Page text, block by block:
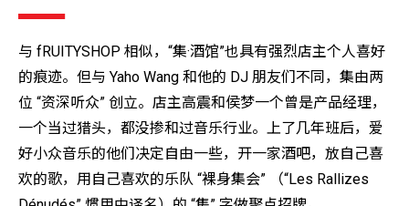
与 fRUITYSHOP 相似，“集·酒馆”也具有强烈店主个人喜好
的痕迹。但与 Yaho Wang 和他的 DJ 朋友们不同，集由两
位 “资深听众” 创立。店主高震和侯梦一个曾是产品经理，
一个当过猎头，都没掺和过音乐行业。上了几年班后，爱
好小众音乐的他们决定自由一些，开一家酒吧，放自己喜
欢的歌，用自己喜欢的乐队 “裸身集会” （“Les Rallizes